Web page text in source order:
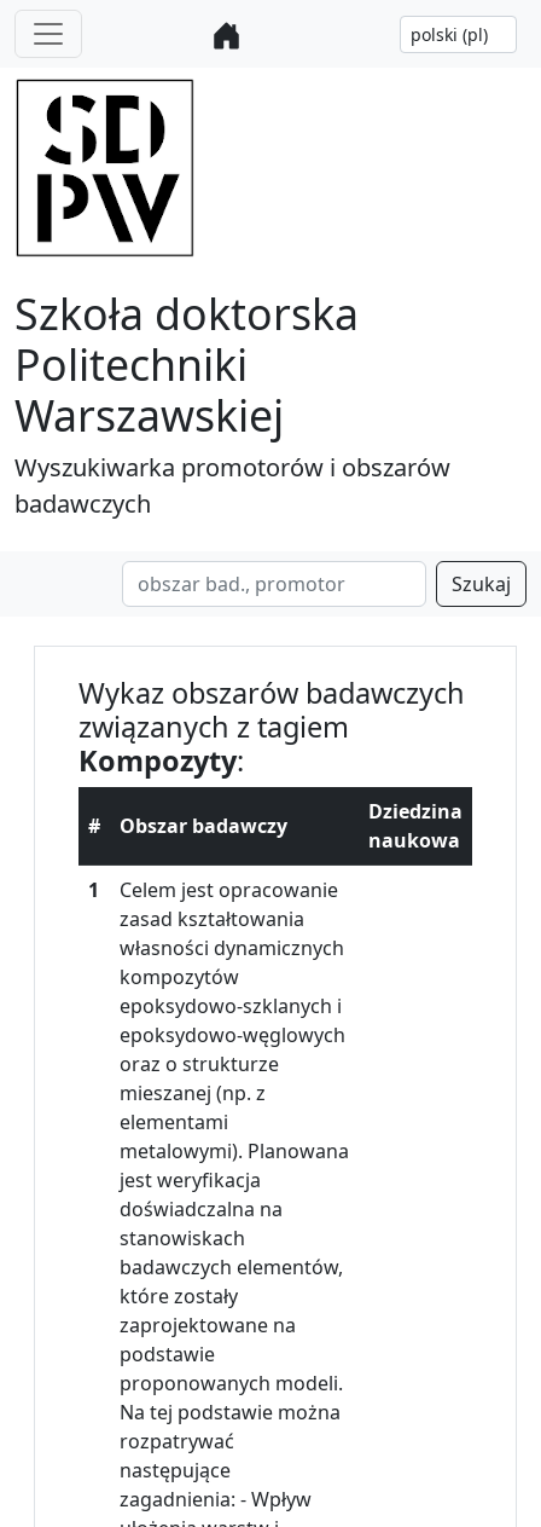
Szkoła doktorska
Politechniki
Warszawskiej
Wyszukiwarka promotorów i obszarów
badawczych
Szukaj
Wykaz obszarów badawczych
związanych z tagiem
Kompozyty:
# Obszar badawczy
Dziedzina
naukowa
1
Celem jest opracowanie
zasad kształtowania
własności dynamicznych
kompozytów
epoksydowo-szklanych i
epoksydowo-węglowych
oraz o strukturze
mieszanej (np. z
elementami
metalowymi). Planowana
jest weryfikacja
doświadczalna na
stanowiskach
badawczych elementów,
które zostały
zaprojektowane na
podstawie
proponowanych modeli.
Na tej podstawie można
rozpatrywać
następujące
zagadnienia: - Wpływ